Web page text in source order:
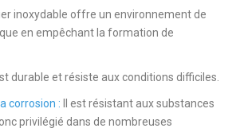
inoxydable offre un environnement de
en empêchant la formation de
durable et résiste aux conditions difficiles.
corrosion : Il est résistant aux substances
privilégié dans de nombreuses